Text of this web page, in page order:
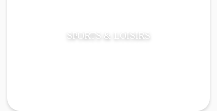
SPORTS & LOISIRS